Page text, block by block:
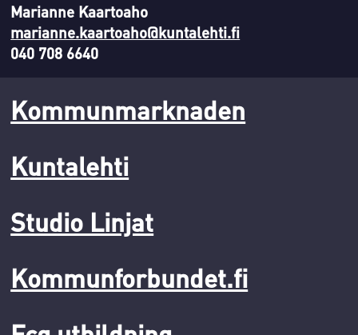
Marianne Kaartoaho
marianne.kaartoaho@kuntalehti.fi
040 708 6640
Kommunmarknaden
Kuntalehti
Studio Linjat
Kommunforbundet.fi